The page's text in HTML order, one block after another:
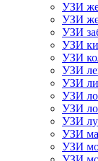
УЗИ
УЗИ
УЗИ
УЗИ
УЗИ
УЗИ
УЗИ
УЗИ
УЗИ
УЗИ
УЗИ
УЗИ